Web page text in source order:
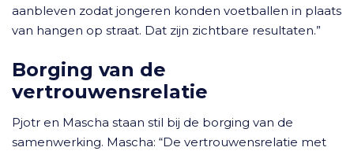
aanbleven zodat jongeren konden voetballen in plaats
van hangen op straat. Dat zijn zichtbare resultaten.”
Borging van de
vertrouwensrelatie
Pjotr en Mascha staan stil bij de borging van de
samenwerking. Mascha: “De vertrouwensrelatie met